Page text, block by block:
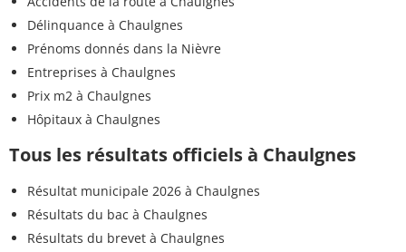
Délinquance à Chaulgnes
Prénoms donnés dans la Nièvre
Entreprises à Chaulgnes
Prix m2 à Chaulgnes
Hôpitaux à Chaulgnes
Tous les résultats officiels à Chaulgnes
Résultat municipale 2026 à Chaulgnes
Résultats du bac à Chaulgnes
Résultats du brevet à Chaulgnes